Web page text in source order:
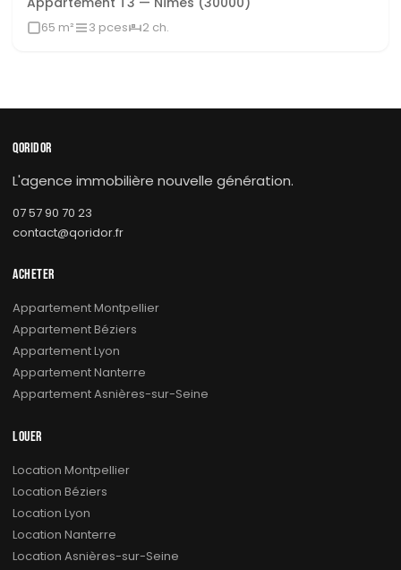
65 m² 3 pces 2 ch.
QORIDOR
L'agence immobilière nouvelle génération.
07 57 90 70 23
contact@qoridor.fr
ACHETER
Appartement Montpellier
Appartement Béziers
Appartement Lyon
Appartement Nanterre
Appartement Asnières-sur-Seine
LOUER
Location Montpellier
Location Béziers
Location Lyon
Location Nanterre
Location Asnières-sur-Seine